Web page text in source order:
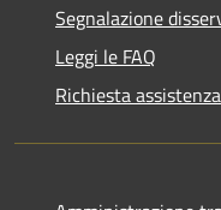
Segnalazione
Leggi le FAQ
Richiesta assistenza